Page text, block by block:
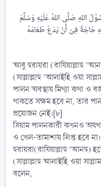
اللهِ صَلَّى اللهُ عَلَيْهِ وَسَلَّمَ
حَاجَةٌ فِىْ أَنْ يَدَعَ طَعَامَهُ
আবু হুরায়রা (রাযিয়াল্লাহু
(সাল্লাল্লাহু ‘আলাইহি ওয়া
পালন অবস্থায় মিথ্যা কথা ও
থাকতে সক্ষম হবে না, তার
প্রয়োজন নেই।[৮]
সিয়াম পালনকারী কখনও
ও খেল-তামাশায় লিপ্ত হবে
হুরায়রা(রাযিয়াল্লাহু ‘আনহু)
(সাল্লাল্লাহু আলাইহি ওয়া
বলেন,